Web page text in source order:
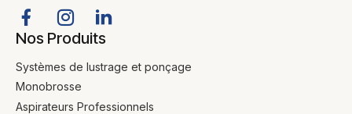
Nos Produits
Systèmes de lustrage et ponçage
Monobrosse
Aspirateurs Professionnels